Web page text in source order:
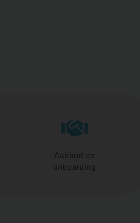
Aanbod en
onboarding